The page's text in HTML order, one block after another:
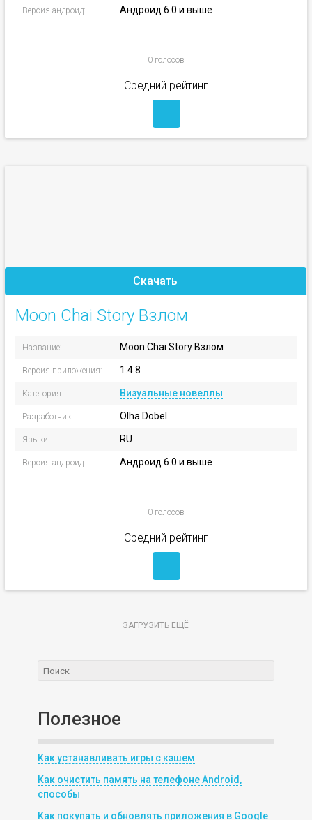
Версия андроид: Андроид 6.0 и выше
0 голосов
Средний рейтинг
Скачать
Moon Chai Story Взлом
Название: Moon Chai Story Взлом
Версия приложения: 1.4.8
Категория: Визуальные новеллы
Разработчик: Olha Dobel
Языки: RU
Версия андроид: Андроид 6.0 и выше
0 голосов
Средний рейтинг
ЗАГРУЗИТЬ ЕЩЁ
Полезное
Как устанавливать игры с кэшем
Как очистить память на телефоне Android,
способы
Как покупать и обновлять приложения в Google